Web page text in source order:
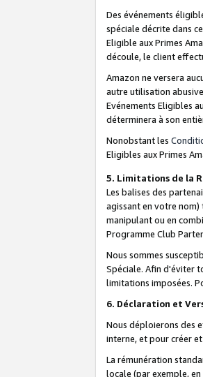
Des événements
spéciale décrite dans
Eligible aux Primes
découle, le client
Amazon ne versera
autre utilisation
Evénements Eligibles
déterminera à son
Nonobstant les
Eligibles aux Primes
5. Limitations de la
Les balises des
agissant en votre nom)
manipulant ou en
Programme Club
Nous sommes
Spéciale. Afin d'éviter
limitations imposées.
6. Déclaration et
Nous déploierons des
interne, et pour créer
La rémunération
locale (par exemple,